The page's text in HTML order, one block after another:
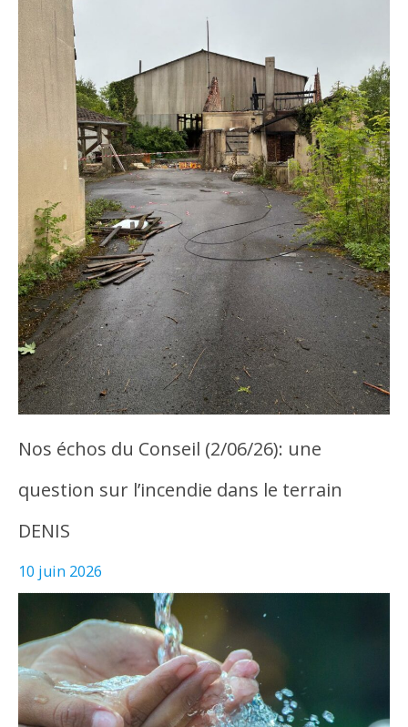
Nos échos du Conseil (2/06/26): une
question sur l’incendie dans le terrain
DENIS
10 juin 2026